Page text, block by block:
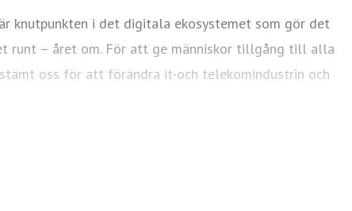
knutpunkten i det digitala ekosystemet som gör det
runt – året om. För att ge människor tillgång till alla
oss för att förändra it-och telekomindustrin och